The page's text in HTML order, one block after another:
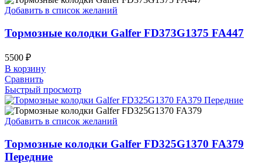
Добавить в список желаний
Тормозные колодки Galfer FD373G1375 FA447
5500 ₽
В корзину
Сравнить
Быстрый просмотр
Добавить в список желаний
Тормозные колодки Galfer FD325G1370 FA379
Передние